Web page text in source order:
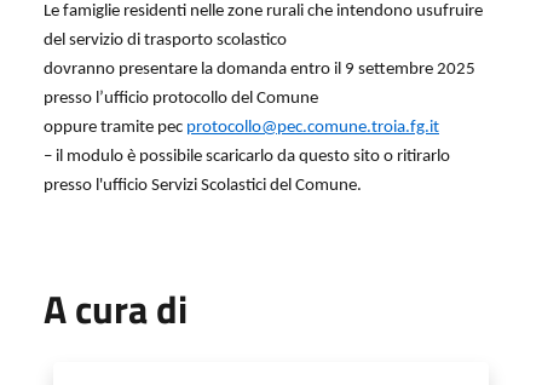
Le famiglie residenti nelle zone rurali che intendono usufruire
del servizio di trasporto scolastico
dovranno presentare la domanda entro il 9 settembre 2025
presso l’ufficio protocollo del Comune
oppure tramite pec protocollo@pec.comune.troia.fg.it
– il modulo è possibile scaricarlo da questo sito o ritirarlo
presso l'ufficio Servizi Scolastici del Comune.
A cura di